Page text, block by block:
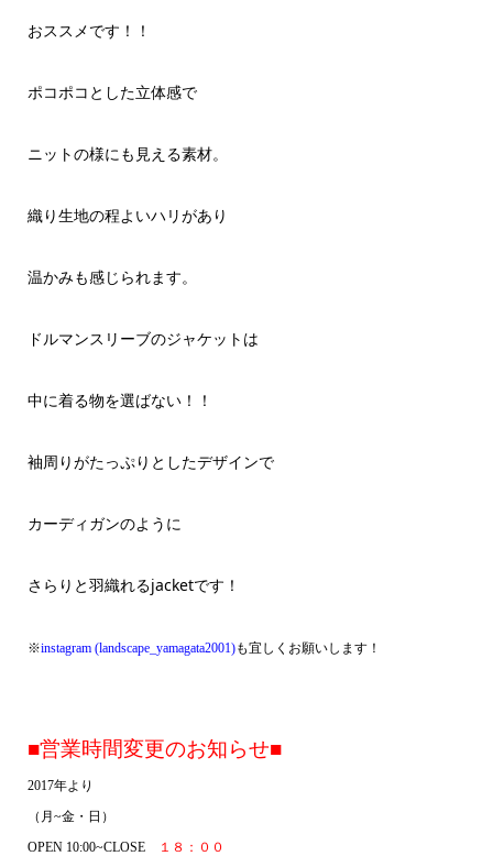
おススメです！！
ポコポコとした立体感で
ニットの様にも見える素材。
織り生地の程よいハリがあり
温かみも感じられます。
ドルマンスリーブのジャケットは
中に着る物を選ばない！！
袖周りがたっぷりとしたデザインで
カーディガンのように
さらりと羽織れるjacketです！
※instagram (landscape_yamagata2001)も宜しくお願いします！
■営業時間変更のお知らせ■
2017年より
（月 ~金・日）
OPEN 10:00~CLOSE
１８：００